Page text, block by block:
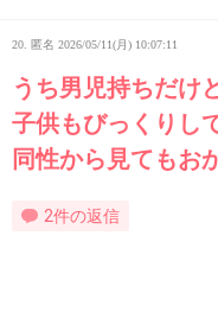
20. 匿名 2026/05/11(月) 10:07:11
うち男児持ちだけ
子供もびっくりし
同性から見てもお
2件の返信